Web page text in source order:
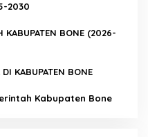
2030
KABUPATEN BONE (2026-
DI KABUPATEN BONE
Kabupaten Bone